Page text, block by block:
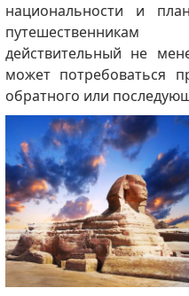
национальности и
действительный не
может потребоваться
обратного или